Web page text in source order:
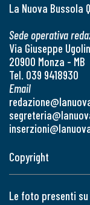
La Nuova Bussola
Sede operativa
Via Giuseppe
20900 Monza - MB
Tel. 039 9418930
Email
Copyright
Le foto presenti